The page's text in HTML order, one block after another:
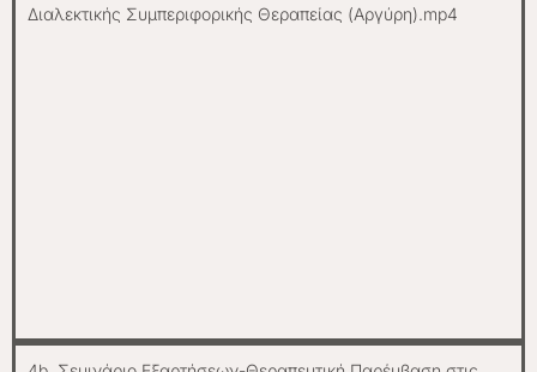
Διαλεκτικής Συμπεριφορικής Θεραπείας (Αργύρη).mp4